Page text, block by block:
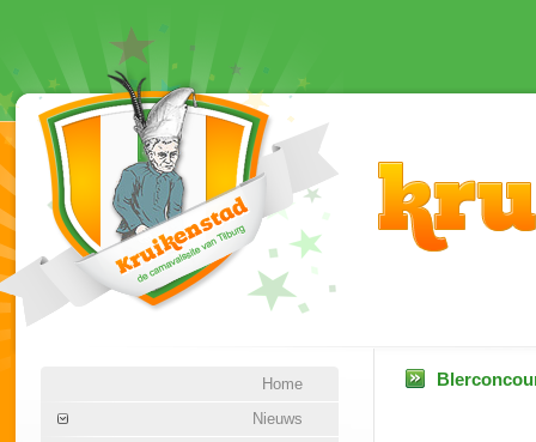
Home
Nieuws